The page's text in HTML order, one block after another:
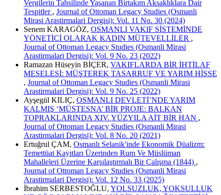
Vergilerin Tahsilinde Yaşanan Birtakım Aksaklıklara Dair
Tespitler , Journal of Ottoman Legacy Studies (Osmanli
Mirasi Arastirmalari Dergisi): Vol. 11 No. 30 (2024)
Senem KARAGÖZ, OSMANLI VAKIF SİSTEMİNDE
YÖNETİCİ OLARAK KADIN MÜTEVELLİLER ,
Journal of Ottoman Legacy Studies (Osmanli Mirasi
Arastirmalari Dergisi): Vol. 9 No. 23 (2022)
Ramazan Hüseyin BİÇER, VAKIFLARDA BİR İHTİLAF
MESELESİ: MÜŞTEREK TASARRUF VE YARIM HİSSE
, Journal of Ottoman Legacy Studies (Osmanli Mirasi
Arastirmalari Dergisi): Vol. 9 No. 25 (2022)
Ayşegül KILIÇ, OSMANLI DEVLETİ’NDE YARIM
KALMIŞ ‘MÜSTESNA’ BİR PROJE: BALKAN
TOPRAKLARINDA XIV. YÜZYILA AİT BİR HAN ,
Journal of Ottoman Legacy Studies (Osmanli Mirasi
Arastirmalari Dergisi): Vol. 8 No. 20 (2021)
Ertuğrul ÇAM, Osmanlı Selanik'inde Ekonomik Düalizm:
Temettüat Kayıtları Üzerinden Rum Ve Müslüman
Mahalleleri Üzerine Karşılaştırmalı Bir Çalışma (1844) ,
Journal of Ottoman Legacy Studies (Osmanli Mirasi
Arastirmalari Dergisi): Vol. 12 No. 33 (2025)
İbrahim SERBESTOĞLU, YOLSUZLUK, YOKSULLUK